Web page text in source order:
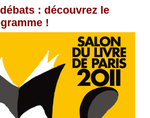
: découvrez le
!